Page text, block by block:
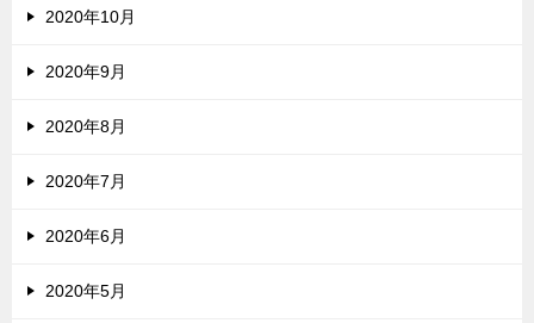
2020年10月
2020年9月
2020年8月
2020年7月
2020年6月
2020年5月